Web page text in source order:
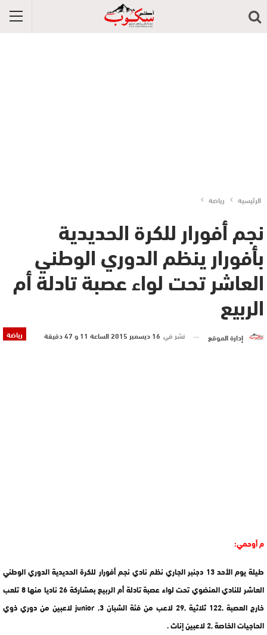
الرئيسية رياضة
نجم أفورار للكرة الحديدية
بأفورار ينظم الدوري الوطني
العاشر تحت لواء عصبة تادلة أم
الربيع
رياضة إدارة الموقع نشر في 16 ديسمبر 2015 الساعة 11 و 47 دقيقة
م أوحمي:
طيلة يوم الأحد 13 دجنبر الجاري نظم نادي نجم أفورار للكرة الحديدية الدوري الوطني
العاشر للنادي المنضوي تحت لواء عصبة تادلة أم الربيع بمشاركة 26 ناديا منها 8 تلعب
خارج العصبة ,122 ثلاثية ,29 لاعب من فئة الشبان junior ,3 لاعبين من دوري ذوي
الحاجيات الخاصة ,2 لاعبين إناث .